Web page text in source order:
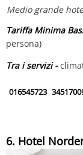
Medio grande
Tariffa Minima
persona)
Tra i servizi -
016545723
6. Hotel